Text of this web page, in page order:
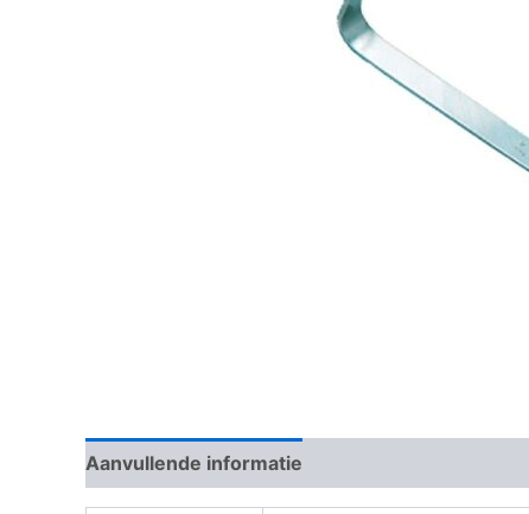
Aanvullende informatie